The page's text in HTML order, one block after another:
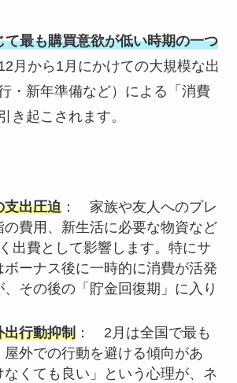
て最も購買意欲が低い時期の一つ
月から1月にかけての大規模な出
・新年準備など）による「消費
き起こされます。
支出圧迫： 家族や友人へのプレ
の費用、新生活に必要な物資など
出費として影響します。特にサ
ボーナス後に一時的に消費が活発
その後の「貯金回復期」に入り
出行動抑制： 2月は全国で最も
屋外での行動を避ける傾向があ
なくても良い」という心理が、ネ